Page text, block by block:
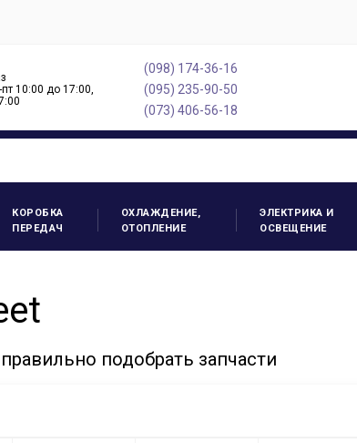
10:00 до 17:00,
(098) 174-36-16
(095) 235-90-50
(073) 406-56-18
КОРОБКА
ПЕРЕДАЧ
ОХЛАЖДЕНИЕ,
ОТОПЛЕНИЕ
ЭЛЕКТРИКА И
ОСВЕЩЕНИЕ
подобрать запчасти